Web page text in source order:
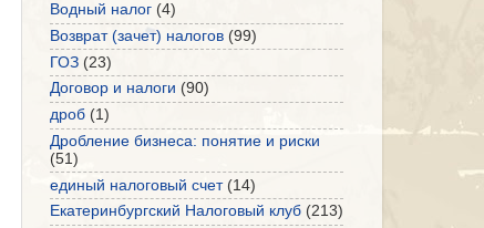
Водный налог (4)
Возврат (зачет) налогов (99)
ГОЗ (23)
Договор и налоги (90)
дроб (1)
Дробление бизнеса: понятие и риски
(51)
единый налоговый счет (14)
Екатеринбургский Налоговый клуб (213)